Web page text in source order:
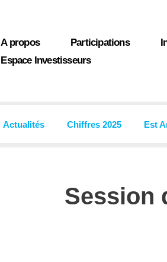
A propos Participations
Espace Investisseurs
Actualités Chiffres 2025 Est
Session